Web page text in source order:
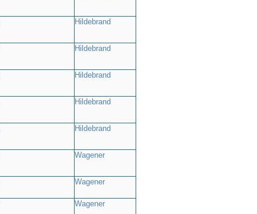
Hildebrand
Hildebrand
Hildebrand
Hildebrand
Hildebrand
Wagener
Wagener
Wagener